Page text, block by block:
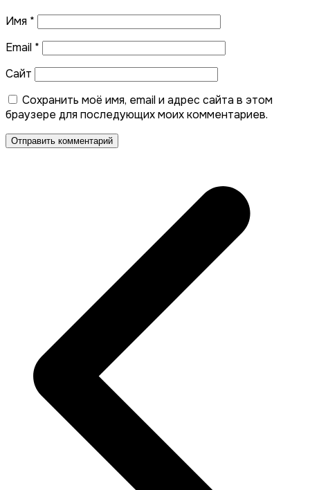
Имя *
Email *
Сайт
Сохранить моё имя, email и адрес сайта в этом
браузере для последующих моих комментариев.